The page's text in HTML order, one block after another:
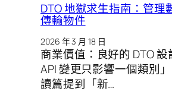
DTO 地獄求生指南：管理
傳輸物件
2026 年 3 月 18 日
商業價值：良好的 DTO 設
API 變更只影響一個類別
讀篇提到「新…